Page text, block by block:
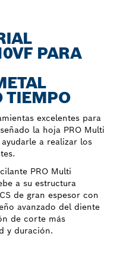
PARA
TIEMPO
excelentes para
la hoja PRO Multi
a realizar los
PRO Multi
a su estructura
de gran espesor con
avanzado del diente
de corte más
y duración.